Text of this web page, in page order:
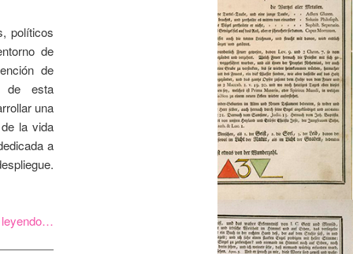
políticos
de
de
de esta
una
la vida
a
leyendo…